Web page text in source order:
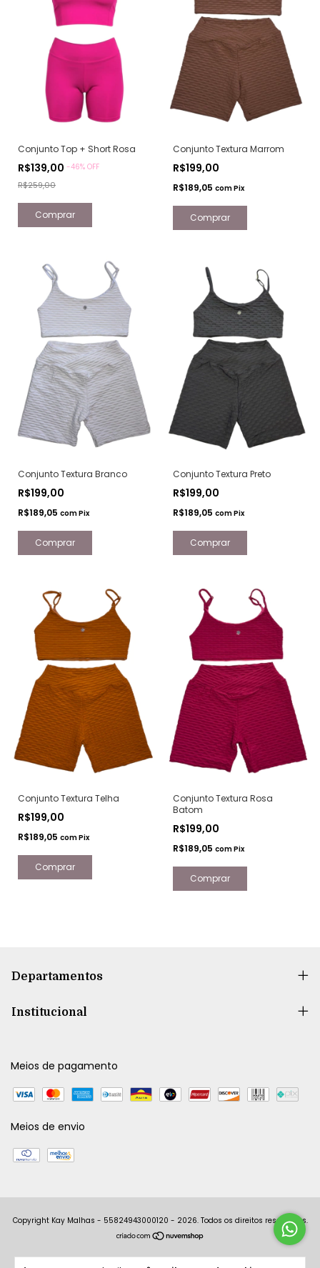
Conjunto Top + Short Rosa
R$139,00 -46% OFF
R$259,00
Conjunto Textura Marrom
R$199,00
R$189,05 comPix
Conjunto Textura Branco
R$199,00
R$189,05 comPix
Conjunto Textura Preto
R$199,00
R$189,05 comPix
Conjunto Textura Telha
R$199,00
R$189,05 comPix
Conjunto Textura Rosa
Batom
R$199,00
R$189,05 comPix
Departamentos
Institucional
Meios de pagamento
Meios de envio
Copyright Kay Malhas - 55824943000120 - 2026. Todos os direitos reservados.